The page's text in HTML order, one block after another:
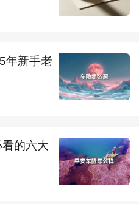
任险的附加险）：175
未果，对被保险人已经
用。
，基础保费＋裸车价格
元/4人，每个座位保费
年新手老
的六大